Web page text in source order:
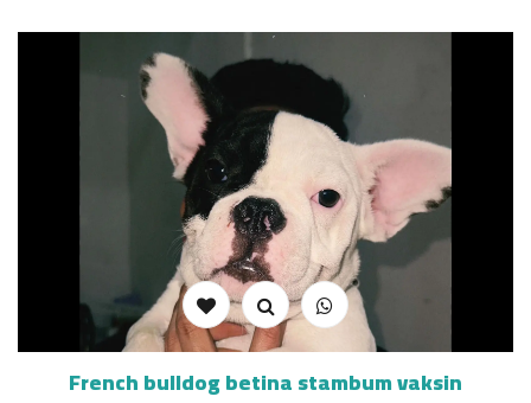
French bulldog betina stambum vaksin